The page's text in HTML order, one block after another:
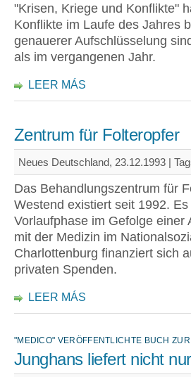
"Krisen, Kriege und Konflikte"
Konflikte im Laufe des Jahres
genauerer Aufschlüsselung
als im vergangenen Jahr.
LEER MÁS
Zentrum für Folteropfer
Neues Deutschland, 23.12.1993 |
Das Behandlungszentrum für
Westend existiert seit 1992.
Vorlaufphase im Gefolge
mit der Medizin im
Charlottenburg finanziert sich
privaten Spenden.
LEER MÁS
"MEDICO" VERÖFFENTLICHTE BUCH
Junghans liefert nicht